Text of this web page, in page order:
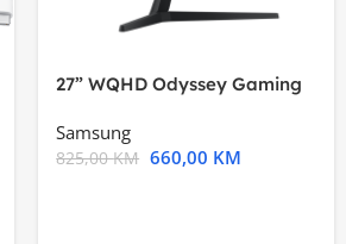
27” WQHD Odyssey Gaming
Samsung
825,00KM 660,00 KM